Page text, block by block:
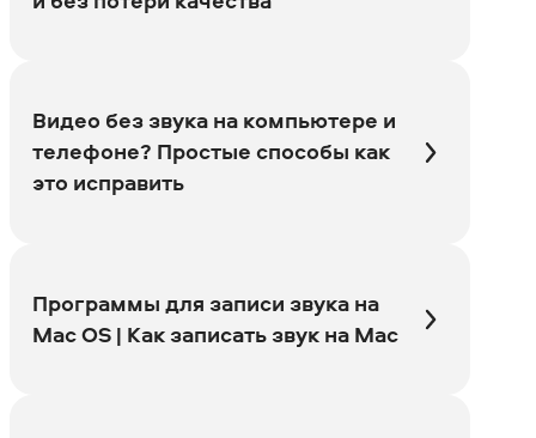
Видео без звука на компьютере и
телефоне? Простые способы как
это исправить
Программы для записи звука на
Mac OS | Как записать звук на Mac